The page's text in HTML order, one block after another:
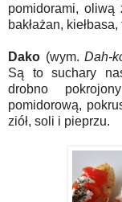
pomidorami,
bakłażan,
Dako (wym.Dah-
Są to suchary
drobno
pomidorową,
ziół, soli i pieprzu.